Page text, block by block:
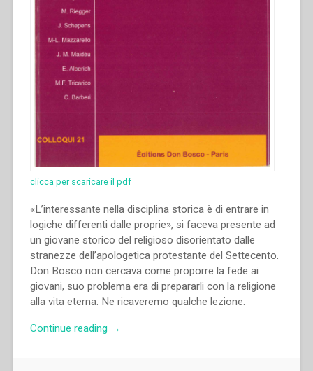
clicca per scaricare il pdf
«L’interessante nella disciplina storica è di entrare in
logiche differenti dalle proprie», si faceva presente ad
un giovane storico del religioso disorientato dalle
stranezze dell’apologetica protestante del Settecento.
Don Bosco non cercava come proporre la fede ai
giovani, suo problema era di prepararli con la religione
alla vita eterna. Ne ricaveremo qualche lezione.
Continue reading “Francis
→